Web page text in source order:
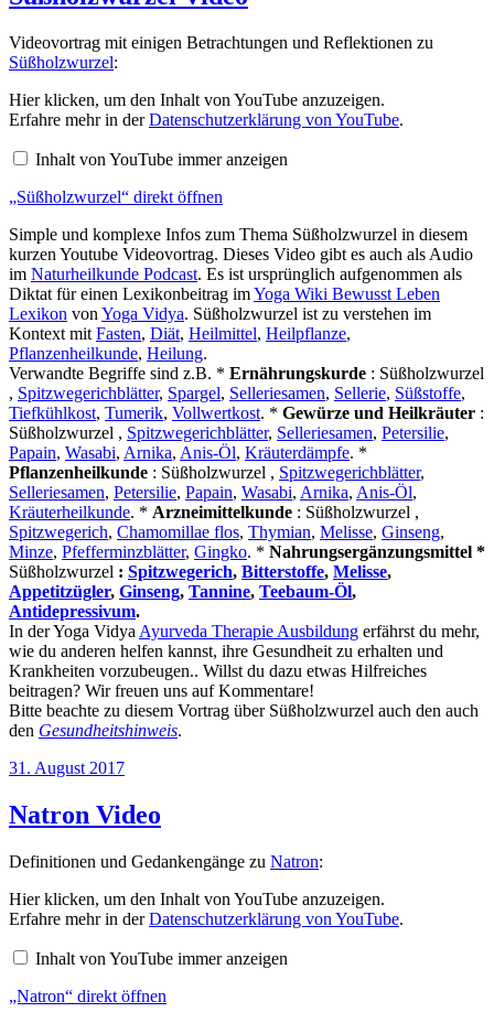
Videovortrag mit einigen Betrachtungen und Reflektionen zu
Süßholzwurzel:
„Süßholzwurzel“
von
YouTube
anzeigen
Hier klicken, um den Inhalt von YouTube anzuzeigen.
Erfahre mehr in derDatenschutzerklärung von YouTube.
Inhalt von YouTube immer anzeigen
„Süßholzwurzel“ direkt öffnen
Simple und komplexe Infos zum Thema Süßholzwurzel in diesem
kurzen Youtube Videovortrag. Dieses Video gibt es auch als Audio
im Naturheilkunde Podcast. Es ist ursprünglich aufgenommen als
Diktat für einen Lexikonbeitrag imYoga Wiki Bewusst Leben
Lexikon von Yoga Vidya. Süßholzwurzel ist zu verstehen im
Kontext mit Fasten, Diät, Heilmittel, Heilpflanze,
Pflanzenheilkunde, Heilung.
Verwandte Begriffe sind z.B. * Ernährungskurde : Süßholzwurzel
, Spitzwegerichblätter, Spargel, Selleriesamen, Sellerie, Süßstoffe,
Tiefkühlkost, Tumerik, Vollwertkost. * Gewürze und Heilkräuter :
Süßholzwurzel , Spitzwegerichblätter, Selleriesamen, Petersilie,
Papain, Wasabi, Arnika, Anis-Öl, Kräuterdämpfe. *
Pflanzenheilkunde : Süßholzwurzel , Spitzwegerichblätter,
Selleriesamen, Petersilie, Papain, Wasabi, Arnika, Anis-Öl,
Kräuterheilkunde. * Arzneimittelkunde : Süßholzwurzel ,
Spitzwegerich, Chamomillae flos, Thymian, Melisse, Ginseng,
Minze, Pfefferminzblätter, Gingko. * Nahrungsergänzungsmittel *
Süßholzwurzel : Spitzwegerich, Bitterstoffe, Melisse,
Appetitzügler, Ginseng, Tannine, Teebaum-Öl,
Antidepressivum.
In der Yoga Vidya Ayurveda Therapie Ausbildung erfährst du mehr,
wie du anderen helfen kannst, ihre Gesundheit zu erhalten und
Krankheiten vorzubeugen.. Willst du dazu etwas Hilfreiches
beitragen? Wir freuen uns auf Kommentare!
Bitte beachte zu diesem Vortrag über Süßholzwurzel auch den auch
den Gesundheitshinweis.
Veröffentlicht
31. August 2017
Natron Video
Definitionen und Gedankengänge zu Natron:
„Natron“
von
YouTube
anzeigen
Hier klicken, um den Inhalt von YouTube anzuzeigen.
Erfahre mehr in derDatenschutzerklärung von YouTube.
Inhalt von YouTube immer anzeigen
„Natron“ direkt öffnen